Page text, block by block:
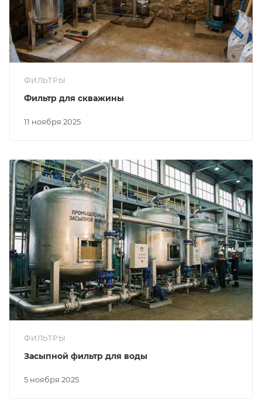
ФИЛЬТРЫ
11 ноября 2025
Фильтр для скважины
ФИЛЬТРЫ
5 ноября 2025
Засыпной фильтр для воды